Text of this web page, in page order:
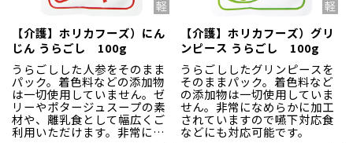
【介護】ホリカフーズ）にん
じん うらごし 100g
うらごしした人参をそのまま
パック。着色料などの添加物
は一切使用していません。ゼ
リーやポタージュスープの素
材や、離乳食として幅広くご
利用いただけます。非常にな
【介護】ホリカフーズ）グリ
ンピース うらごし 100g
うらごししたグリンピースを
そのままパック。着色料など
の添加物は一切使用していま
せん。非常になめらかに加工
されていますので嚥下対応食
などにも対応可能です。